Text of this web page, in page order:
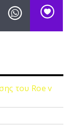
του Roe v